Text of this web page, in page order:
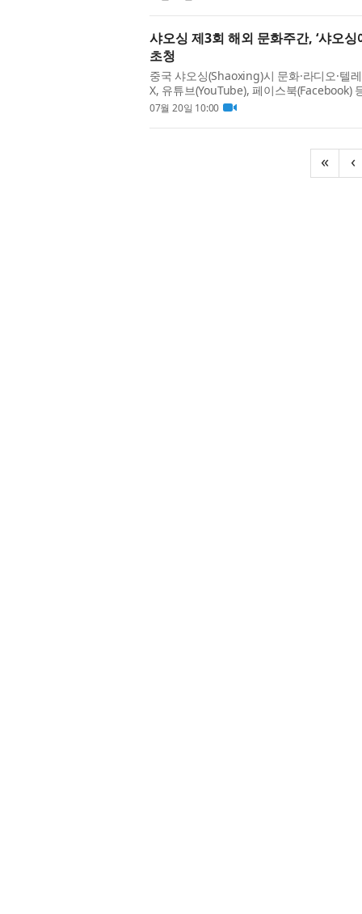
샤오싱 제3회 해외 문화주간, ‘샤오
초청
중국 샤오싱(Shaoxing)시 문화·라디오·텔
X, 유튜브(YouTube), 페이스북(Facebook)
의 관문(Shaoxing: A Gateway to China's
07월 20일 10:00
« ‹